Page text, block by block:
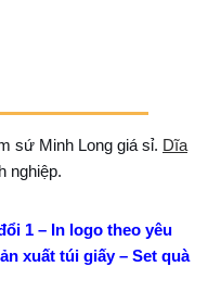
sứ Minh Long giá sỉ. Dĩa
nghiệp.
1 – In logo theo yêu
xuất túi giấy – Set quà